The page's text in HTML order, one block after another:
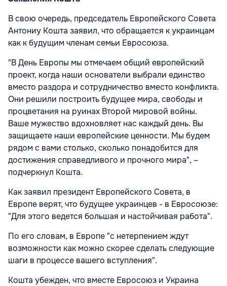
В свою очередь, председатель Европейского Совета
Антониу Кошта заявил, что обращается к украинцам
как к будущим членам семьи Евросоюза.
"В День Европы мы отмечаем общий европейский
проект, когда наши основатели выбрали единство
вместо раздора и сотрудничество вместо конфликта.
Они решили построить будущее мира, свободы и
процветания на руинах Второй мировой войны.
Ваше мужество вдохновляет нас каждый день. Вы
защищаете наши европейские ценности. Мы будем
рядом с вами столько, сколько понадобится для
достижения справедливого и прочного мира", –
подчеркнул Кошта.
Как заявил президент Европейского Совета, в
Европе верят, что будущее украинцев - в Евросоюзе:
"Для этого ведется большая и настойчивая работа".
По его словам, в Европе "с нетерпением ждут
возможности как можно скорее сделать следующие
шаги в процессе вашего вступления".
Кошта убежден, что вместе Евросоюз и Украина